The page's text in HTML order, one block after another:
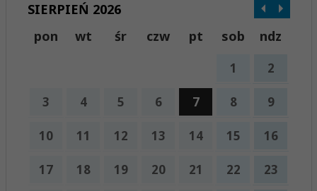
SIERPIEŃ 2026
pon
wt śr czw pt sob ndz
1 2
3 4 5 6 7 8 9
10 11 12 13 14 15 16
17 18 19 20 21 22 23